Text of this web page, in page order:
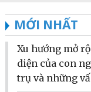
MỚI NHẤT
Xu hướng mở
diện của con
trụ và những